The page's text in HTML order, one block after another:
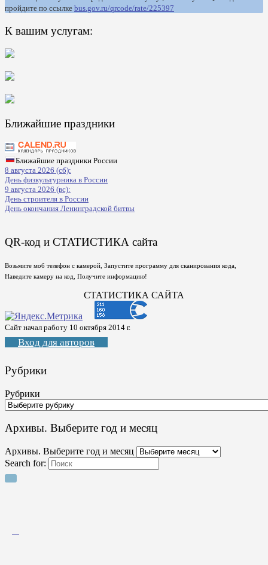
пройдите по ссылке bus.gov.ru/qrcode/rate/225397
К вашим услугам:
Ближайшие праздники
Ближайшие праздники России
8 августа 2026 (сб):
День физкультурника в России
9 августа 2026 (вс):
День строителя в России
День окончания Ленинградской битвы
QR-код и СТАТИСТИКА сайта
Возьмите моб телефон с камерой, Запустите программу для сканирования кода,
Наведите камеру на код, Получите информацию!
СТАТИСТИКА САЙТА
Сайт начал работу 10 октября 2014 г.
Вход для авторов
Рубрики
Рубрики
Архивы. Выберите год и месяц
Архивы. Выберите год и месяц
Search for: